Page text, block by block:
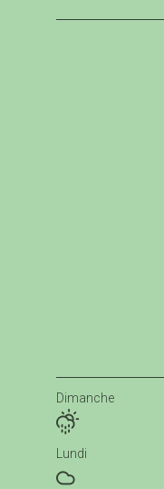
Dimanche
Lundi